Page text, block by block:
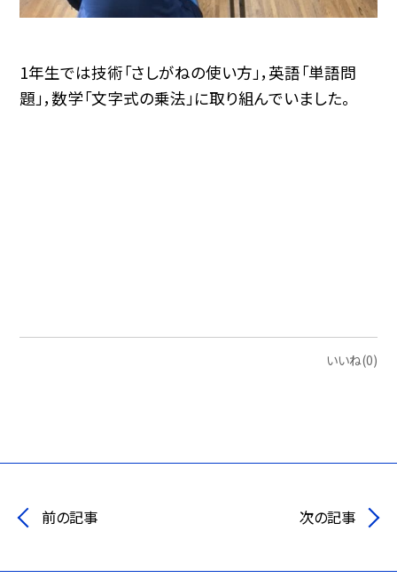
1年生では技術「さしがねの使い方」，英語「単語問
題」，数学「文字式の乗法」に取り組んでいました。
いいね(0)
前の記事 次の記事